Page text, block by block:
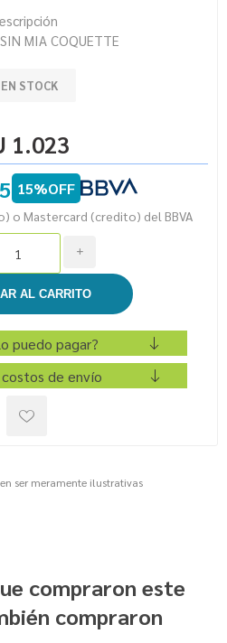
MIA COQUETTE
STOCK
1.023
15%OFF
o Mastercard (credito) del BBVA
i
puedo pagar?
de envío
ser meramente ilustrativas
compraron este
compraron